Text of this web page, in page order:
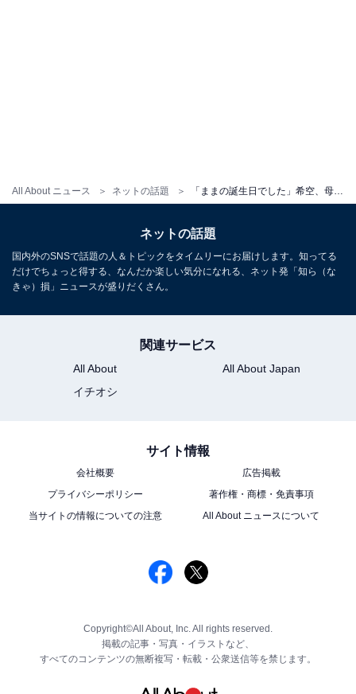
All About ニュース ネットの話題
ネットの話題
国内外のSNSで話題の人＆トピックをタイムリーにお届けします。知ってる
だけでちょっと得する、なんだか楽しい気分になれる、ネット発「知ら（な
きゃ）損」ニュースが盛りだくさん。
関連サービス
All About
All About Japan
イチオシ
サイト情報
会社概要
広告掲載
プライバシーポリシー
著作権・商標・免責事項
当サイトの情報についての注意
All About ニュースについて
Copyright©All About, Inc. All rights reserved.
掲載の記事・写真・イラストなど、
すべてのコンテンツの無断複写・転載・公衆送信等を禁じます。